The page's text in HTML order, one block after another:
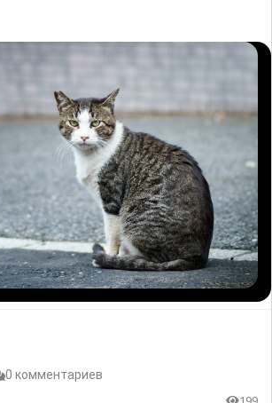
0 комментариев